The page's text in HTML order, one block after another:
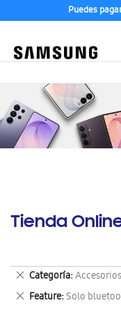
Puedes
Tienda
Categoría Accesorios
Eliminar
este
artículo
Feature Solo
Eliminar